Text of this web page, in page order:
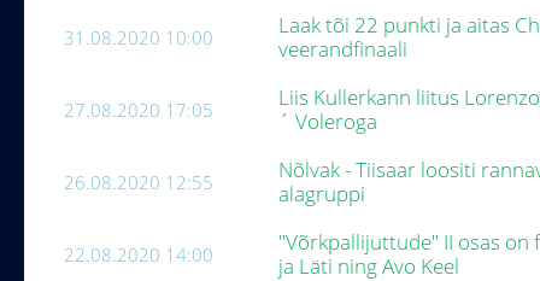
31.08.2020 10:00
Laak tõi 22 punkti ja aitas
veerandfinaali
27.08.2020 17:05
Liis Kullerkann liitus
´ Voleroga
26.08.2020 12:55
Nõlvak - Tiisaar loositi
alagruppi
22.08.2020 14:00
"Võrkpallijuttude" II osas on
ja Läti ning Avo Keel